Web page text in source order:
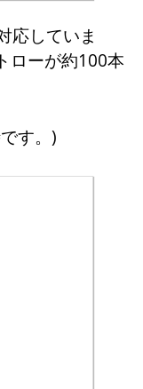
応していま
ローが約100本
す。)